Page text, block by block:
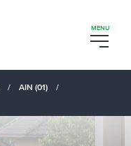
/ AIN (01)
/